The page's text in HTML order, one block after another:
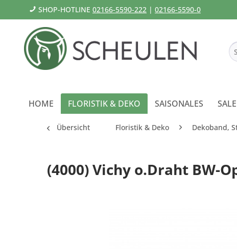
SHOP-HOTLINE 02166-5590-222 | 02166-5590-0
HOME FLORISTIK & DEKO SAISONALES SALE
Übersicht Floristik & Deko Dekoband,
(4000) Vichy o.Draht BW-